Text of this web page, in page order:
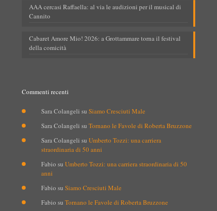
AAA cercasi Raffaella: al via le audizioni per il musical di
Cannito
Cabaret Amore Mio! 2026: a Grottammare torna il festival
della comicità
Commenti recenti
Sara Colangeli su Siamo Cresciuti Male
Sara Colangeli su Tornano le Favole di Roberta Bruzzone
Sara Colangeli su Umberto Tozzi: una carriera
straordinaria di 50 anni
Fabio su Umberto Tozzi: una carriera straordinaria di 50
anni
Fabio su Siamo Cresciuti Male
Fabio su Tornano le Favole di Roberta Bruzzone